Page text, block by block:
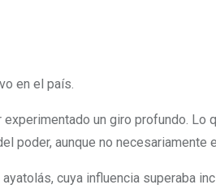
en el país.
un giro profundo. Lo
poder, aunque no
cuya influencia superaba